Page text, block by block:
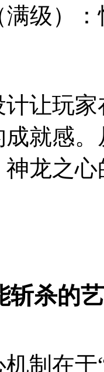
级）
让玩
就感
龙之
斩杀的
制在